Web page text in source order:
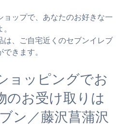
ョップで、あなたのお好きな一
は、ご自宅近くのセブンイレブ
きます。
ョッピングでお
のお受け取りは
ン／藤沢菖蒲沢